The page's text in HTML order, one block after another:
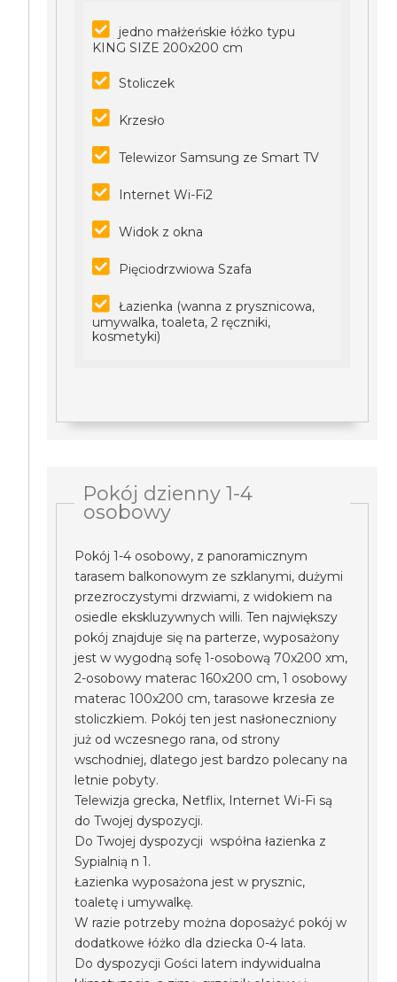
jedno małżeńskie łóżko typu
KING SIZE 200x200 cm
Stoliczek
Krzesło
Telewizor Samsung ze Smart TV
Internet Wi-Fi2
Widok z okna
Pięciodrzwiowa Szafa
Łazienka (wanna z prysznicowa,
umywalka, toaleta, 2 ręczniki,
kosmetyki)
Pokój dzienny 1-4
osobowy
Pokój 1-4 osobowy, z panoramicznym
tarasem balkonowym ze szklanymi, dużymi
przezroczystymi drzwiami, z widokiem na
osiedle ekskluzywnych willi. Ten największy
pokój znajduje się na parterze, wyposażony
jest w wygodną sofę 1-osobową 70x200 xm,
2-osobowy materac 160x200 cm, 1 osobowy
materac 100x200 cm, tarasowe krzesła ze
stoliczkiem. Pokój ten jest nasłoneczniony
już od wczesnego rana, od strony
wschodniej, dlatego jest bardzo polecany na
letnie pobyty.
Telewizja grecka, Netflix, Internet Wi-Fi są
do Twojej dyspozycji.
Do Twojej dyspozycji współna łazienka z
Sypialnią n 1.
Łazienka wyposażona jest w prysznic,
toaletę i umywalkę.
W razie potrzeby można doposażyć pokój w
dodatkowe łóżko dla dziecka 0-4 lata.
Do dyspozycji Gości latem indywidualna